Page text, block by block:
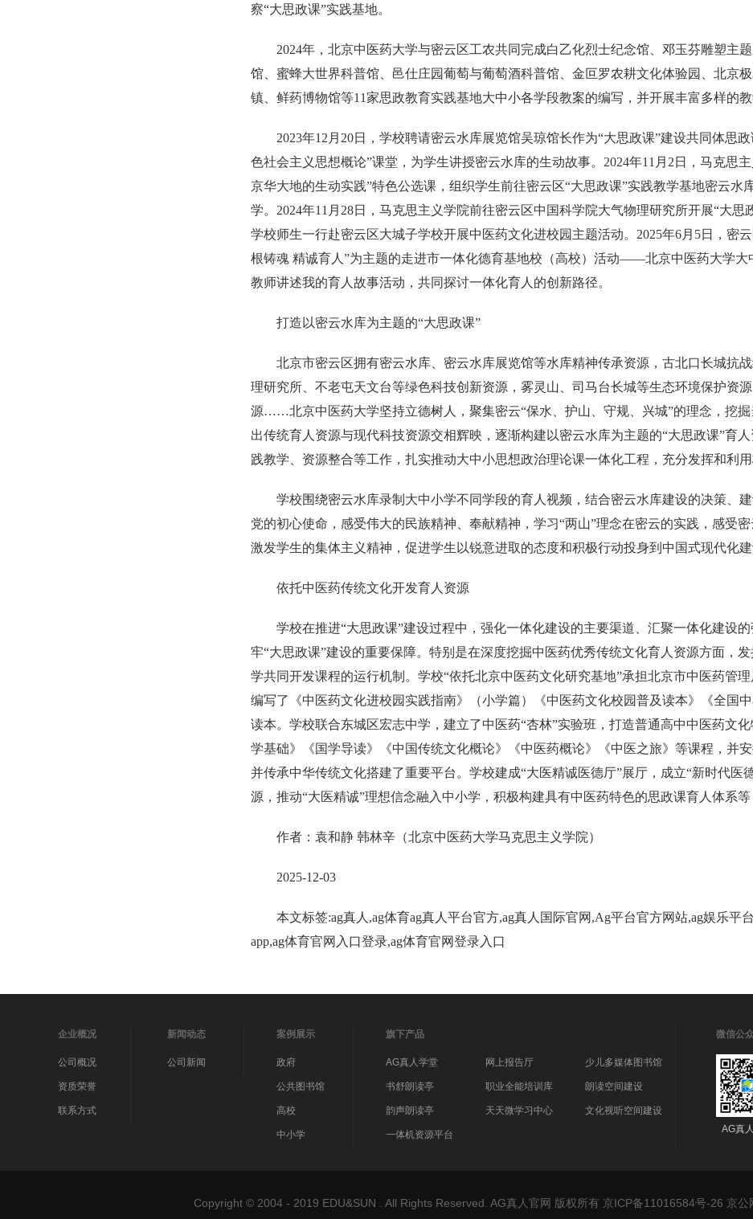
察“大思政课”实践基地。
2024年，北京中医药大学与密云区工农共同完成白乙化烈士纪念馆、邓玉芬雕塑主
馆、蜜蜂大世界科普馆、邑仕庄园葡萄与葡萄酒科普馆、金叵罗农耕文化体验园、北京
镇、鲜药博物馆等11家思政教育实践基地大中小各学段教案的编写，并开展丰富多样的教
2023年12月20日，学校聘请密云水库展览馆吴琼馆长作为“大思政课”建设共同体思
色社会主义思想概论”课堂，为学生讲授密云水库的生动故事。2024年11月2日，马克思
京华大地的生动实践”特色公选课，组织学生前往密云区“大思政课”实践教学基地密云
学。2024年11月28日，马克思主义学院前往密云区中国科学院大气物理研究所开展“大思
学校师生一行赴密云区大城子学校开展中医药文化进校园主题活动。2025年6月5日，密
根铸魂 精诚育人”为主题的走进市一体化德育基地校（高校）活动——北京中医药大学
教师讲述我的育人故事活动，共同探讨一体化育人的创新路径。
打造以密云水库为主题的“大思政课”
北京市密云区拥有密云水库、密云水库展览馆等水库精神传承资源，古北口长城抗
理研究所、不老屯天文台等绿色科技创新资源，雾灵山、司马台长城等生态环境保护资
源……北京中医药大学坚持立德树人，聚集密云“保水、护山、守规、兴城”的理念，挖
出传统育人资源与现代科技资源交相辉映，逐渐构建以密云水库为主题的“大思政课”育
践教学、资源整合等工作，扎实推动大中小思想政治理论课一体化工程，充分发挥和利用
学校围绕密云水库录制大中小学不同学段的育人视频，结合密云水库建设的决策、
党的初心使命，感受伟大的民族精神、奉献精神，学习“两山”理念在密云的实践，感受
激发学生的集体主义精神，促进学生以锐意进取的态度和积极行动投身到中国式现代化建
依托中医药传统文化开发育人资源
学校在推进“大思政课”建设过程中，强化一体化建设的主要渠道、汇聚一体化建设
牢“大思政课”建设的重要保障。特别是在深度挖掘中医药优秀传统文化育人资源方面，
学共同开发课程的运行机制。学校“依托北京中医药文化研究基地”承担北京市中医药管
编写了《中医药文化进校园实践指南》（小学篇）《中医药文化校园普及读本》《全国
读本。学校联合东城区宏志中学，建立了中医药“杏林”实验班，打造普通高中中医药文
学基础》《国学导读》《中国传统文化概论》《中医药概论》《中医之旅》等课程，并
并传承中华传统文化搭建了重要平台。学校建成“大医精诚医德厅”展厅，成立“新时代医
源，推动“大医精诚”理想信念融入中小学，积极构建具有中医药特色的思政课育人体系
作者：袁和静 韩林辛（北京中医药大学马克思主义学院）
2025-12-03
本文标签:ag真人,ag体育ag真人平台官方,ag真人国际官网,Ag平台官方网站,ag娱乐平
app,ag体育官网入口登录,ag体育官网登录入口
企业概况
公司概况
资质荣誉
联系方式
新闻动态
公司新闻
案例展示
政府
公共图书馆
高校
中小学
旗下产品
AG真人学堂
书舒朗读亭
韵声朗读亭
一体机资源平台
网上报告厅
职业全能培训库
天天微学习中心
少儿多媒体图书馆
朗读空间建设
文化视听空间建设
微信公
AG真
Copyright © 2004 - 2019 EDU&SUN . All Rights Reserved. AG真人官网 版权所有 京ICP备11016584号-26 京公